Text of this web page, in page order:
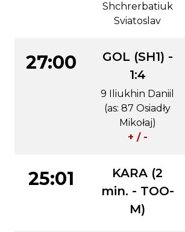
Shchrerbatiuk
Sviatoslav
27:00
GOL (SH1) -
1:4
9 Iliukhin Daniil
(as: 87 Osiadły
Mikołaj)
+ / -
25:01
KARA (2
min. - TOO-
M)